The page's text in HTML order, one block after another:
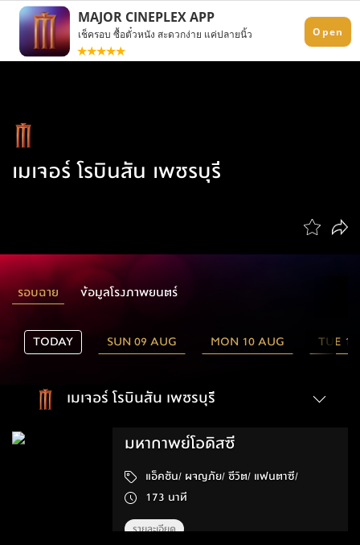
เมเจอร์ โรบินสัน เพชรบุรี
รอบฉาย ข้อมูลโรงภาพยนตร์
TODAY SUN 09 AUG MON 10 AUG TUE
เมเจอร์ โรบินสัน เพชรบุรี
มหากาพย์โอดิสซี
แอ็คชัน/ ผจญภัย/ ชีวิต/ แฟนตาซี/
173 นาที
รายละเอียด